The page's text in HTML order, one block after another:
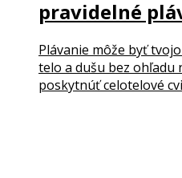
pravidelné
Plávanie môže byť
telo a dušu bez ohľadu
poskytnúť celotelové